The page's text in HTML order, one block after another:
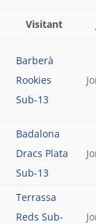
Visitant
Barberà
Rookies
Sub-13
Badalona
Dracs Plata
Sub-13
Terrassa
Reds Sub-